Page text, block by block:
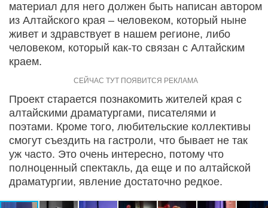
материал для него должен быть написан автором
из Алтайского края – человеком, который ныне
живет и здравствует в нашем регионе, либо
человеком, который как-то связан с Алтайским
краем.
Проект старается познакомить жителей края с
алтайскими драматургами, писателями и
поэтами. Кроме того, любительские коллективы
смогут съездить на гастроли, что бывает не так
уж часто. Это очень интересно, потому что
полноценный спектакль, да еще и по алтайской
драматургии, явление достаточно редкое.